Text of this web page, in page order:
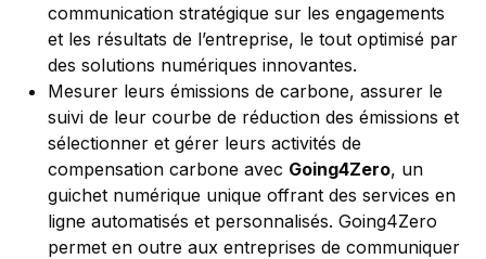
communication stratégique sur les engagements
et les résultats de l’entreprise, le tout optimisé par
des solutions numériques innovantes.
Mesurer leurs émissions de carbone, assurer le
suivi de leur courbe de réduction des émissions et
sélectionner et gérer leurs activités de
compensation carbone avec Going4Zero, un
guichet numérique unique offrant des services en
ligne automatisés et personnalisés. Going4Zero
permet en outre aux entreprises de communiquer